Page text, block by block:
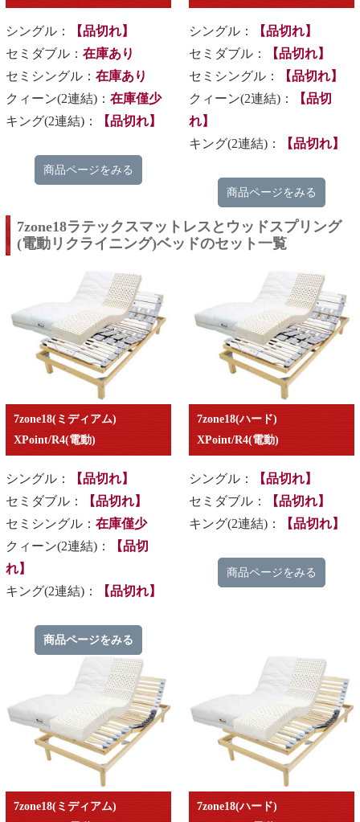
シングル：
【品切れ】
セミダブル： 在庫あり
セミシングル： 在庫あり
クィーン(2連結)： 在庫僅少
キング(2連結)：
【品切れ】
商品ページをみる
シングル：
【品切れ】
セミダブル：
【品切れ】
セミシングル：
【品切れ】
クィーン(2連結)：
【品切
れ】
キング(2連結)：
【品切れ】
商品ページをみる
7zone18ラテックスマットレスとウッドスプリング
(電動リクライニング)ベッドのセット一覧
7zone18(ミディアム)
XPoint/R4(電動)
シングル：
【品切れ】
セミダブル：
【品切れ】
セミシングル： 在庫僅少
クィーン(2連結)：
【品切
れ】
キング(2連結)：
【品切れ】
商品ページをみる
7zone18(ハード)
XPoint/R4(電動)
シングル：
【品切れ】
セミダブル：
【品切れ】
キング(2連結)：
【品切れ】
商品ページをみる
7zone18(ミディアム)
7zone18(ハード)